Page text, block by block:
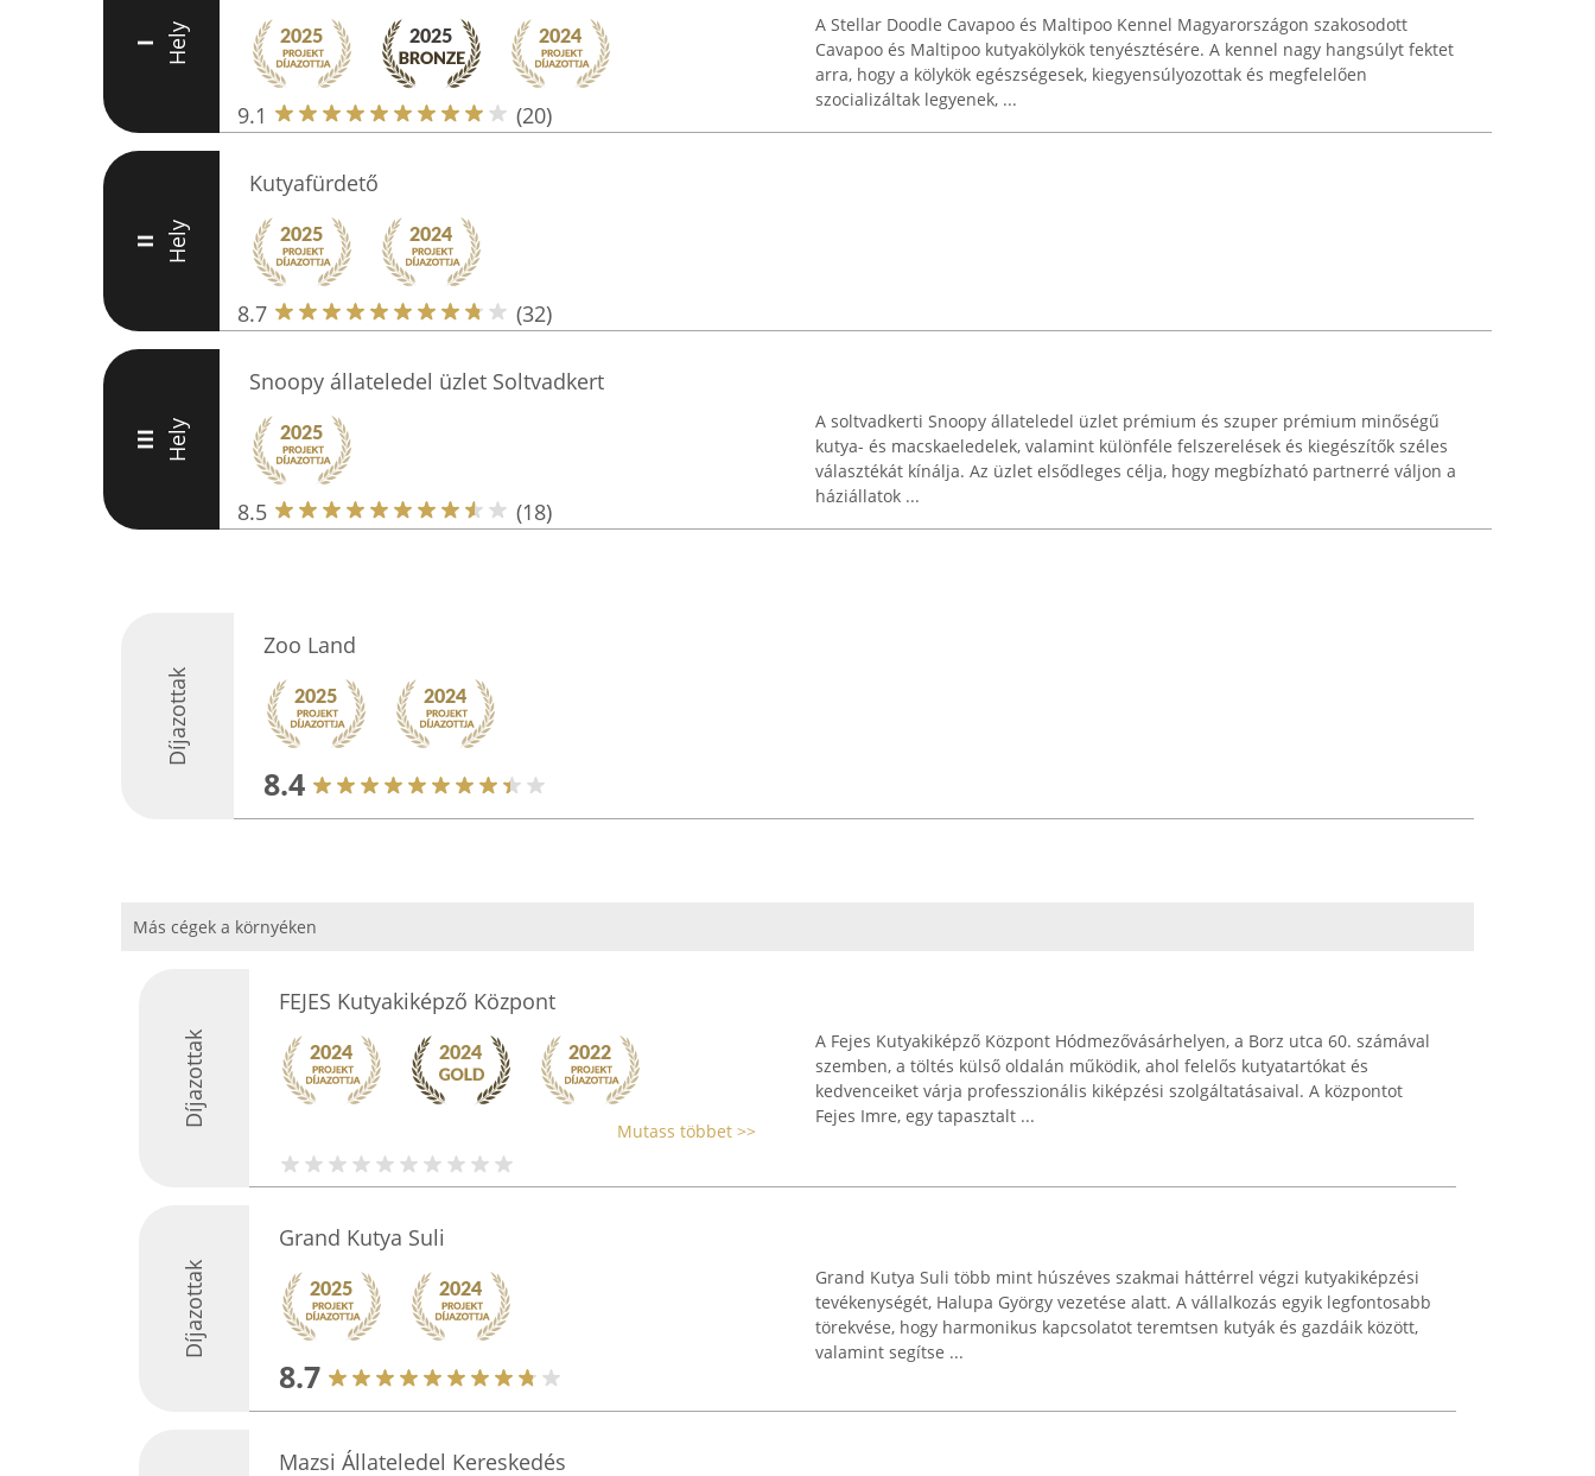
I Hely
9.1 (20)
A Stellar Doodle Cavapoo és Maltipoo Kennel Magyarországon szakosodott
Cavapoo és Maltipoo kutyakölykök tenyésztésére. A kennel nagy hangsúlyt fektet
arra, hogy a kölykök egészségesek, kiegyensúlyozottak és megfelelően
szocializáltak legyenek, ...
II Hely
Kutyafürdető
8.7 (32)
III Hely
Snoopy állateledel üzlet Soltvadkert
8.5 (18)
A soltvadkerti Snoopy állateledel üzlet prémium és szuper prémium minőségű
kutya- és macskaeledelek, valamint különféle felszerelések és kiegészítők széles
választékát kínálja. Az üzlet elsődleges célja, hogy megbízható partnerré váljon a
háziállatok ...
Díjazottak
Zoo Land
8.4
Más cégek a környéken
Díjazottak
FEJES Kutyakiképző Központ
Mutass többet >>
A Fejes Kutyakiképző Központ Hódmezővásárhelyen, a Borz utca 60. számával
szemben, a töltés külső oldalán működik, ahol felelős kutyatartókat és
kedvenceiket várja professzionális kiképzési szolgáltatásaival. A központot
Fejes Imre, egy tapasztalt ...
Díjazottak
Grand Kutya Suli
8.7
Grand Kutya Suli több mint húszéves szakmai háttérrel végzi kutyakiképzési
tevékenységét, Halupa György vezetése alatt. A vállalkozás egyik legfontosabb
törekvése, hogy harmonikus kapcsolatot teremtsen kutyák és gazdáik között,
valamint segítse ...
Mazsi Állateledel Kereskedés